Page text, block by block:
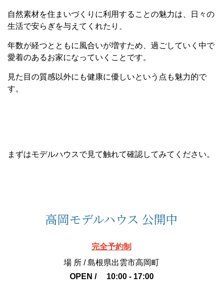
自然素材を住まいづくりに利用することの魅力は、日々の
生活で安らぎを与えてくれたり、
年数が経つとともに風合いが増すため、過ごしていく中で
愛着のあるお家になっていくことです。
見た目の質感以外にも健康に優しいという点も魅力的で
す。
まずはモデルハウスで見て触れて確認してみてください。
高岡モデルハウス 公開中
完全予約制
場 所 / 島根県出雲市高岡町
OPEN / 10:00 - 17:00